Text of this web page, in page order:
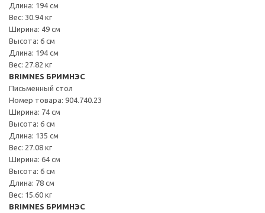
Длина: 194 см
Вес: 30.94 кг
Ширина: 49 см
Высота: 6 см
Длина: 194 см
Вес: 27.82 кг
BRIMNES БРИМНЭС
Письменный стол
Номер товара: 904.740.23
Ширина: 74 см
Высота: 6 см
Длина: 135 см
Вес: 27.08 кг
Ширина: 64 см
Высота: 6 см
Длина: 78 см
Вес: 15.60 кг
BRIMNES БРИМНЭС